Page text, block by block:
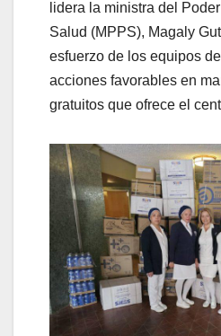
lidera la ministra del
Salud (MPPS), Magaly
esfuerzo de los equipos
acciones favorables en
gratuitos que ofrece el